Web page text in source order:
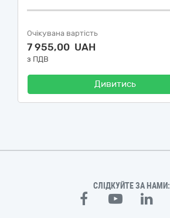
Очікувана вартість
7 955,00 UAH
з ПДВ
Дивитись
СЛІДКУЙТЕ ЗА НАМИ: